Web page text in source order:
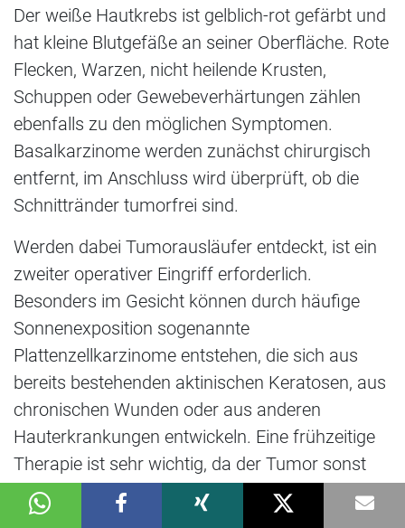
Der weiße Hautkrebs ist gelblich-rot gefärbt und
hat kleine Blutgefäße an seiner Oberfläche. Rote
Flecken, Warzen, nicht heilende Krusten,
Schuppen oder Gewebeverhärtungen zählen
ebenfalls zu den möglichen Symptomen.
Basalkarzinome werden zunächst chirurgisch
entfernt, im Anschluss wird überprüft, ob die
Schnittränder tumorfrei sind.
Werden dabei Tumorausläufer entdeckt, ist ein
zweiter operativer Eingriff erforderlich.
Besonders im Gesicht können durch häufige
Sonnenexposition sogenannte
Plattenzellkarzinome entstehen, die sich aus
bereits bestehenden aktinischen Keratosen, aus
chronischen Wunden oder aus anderen
Hauterkrankungen entwickeln. Eine frühzeitige
Therapie ist sehr wichtig, da der Tumor sonst
auf die angrenzenden Lymphknoten übersiedeln
kann. Anfangs entsprechen die Symptome